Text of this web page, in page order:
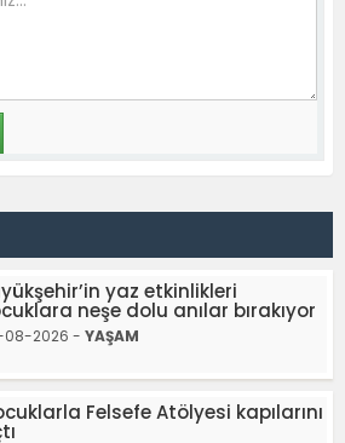
yaz etkinlikleri
neşe dolu anılar bırakıyor
08-2026 - YAŞAM
Felsefe Atölyesi kapılarını